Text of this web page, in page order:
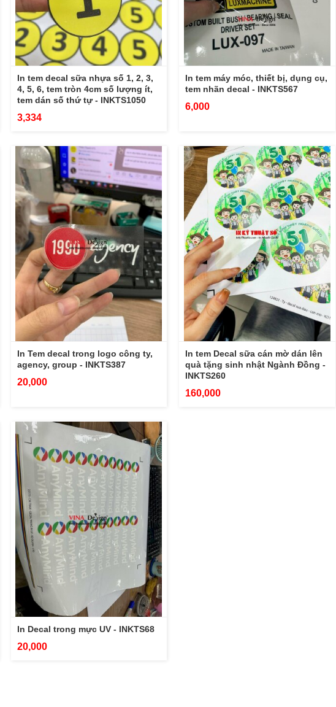
In tem decal sữa nhựa số 1, 2, 3,
4, 5, 6, tem tròn 4cm số lượng ít,
tem dán số thứ tự - INKTS1050
3,334
In tem máy móc, thiết bị, dụng cụ,
tem nhãn decal - INKTS567
6,000
In Tem decal trong logo công ty,
agency, group - INKTS387
20,000
In tem Decal sữa cán mờ dán lên
quà tặng sinh nhật Ngành Đồng -
INKTS260
160,000
In Decal trong mực UV - INKTS68
20,000